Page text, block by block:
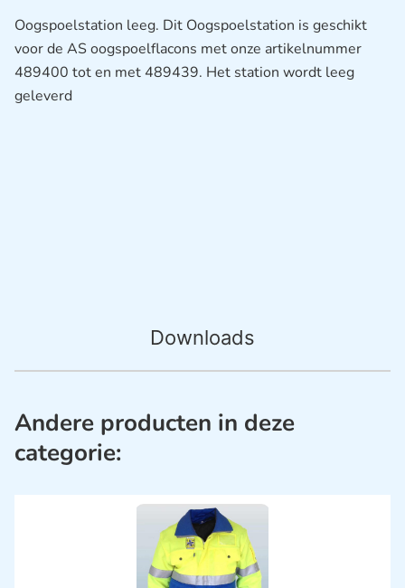
Downloads
Oogspoelstation leeg. Dit Oogspoelstation is geschikt
voor de AS oogspoelflacons met onze artikelnummer
489400 tot en met 489439. Het station wordt leeg
geleverd
Andere producten in deze
categorie: